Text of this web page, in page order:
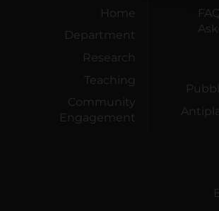
Home
Department
Research
Teaching
Community
Engagement